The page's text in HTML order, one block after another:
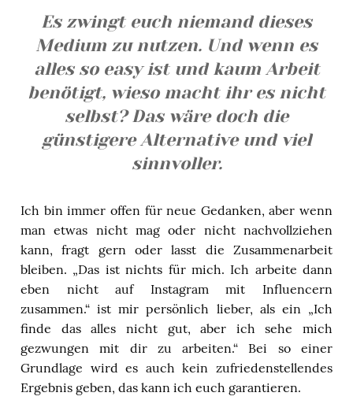
Es zwingt euch niemand dieses
Medium zu nutzen. Und wenn es
alles so easy ist und kaum Arbeit
benötigt, wieso macht ihr es nicht
selbst? Das wäre doch die
günstigere Alternative und viel
sinnvoller.
Ich bin immer offen für neue Gedanken, aber wenn
man etwas nicht mag oder nicht nachvollziehen
kann, fragt gern oder lasst die Zusammenarbeit
bleiben. „Das ist nichts für mich. Ich arbeite dann
eben nicht auf Instagram mit Influencern
zusammen.“ ist mir persönlich lieber, als ein „Ich
finde das alles nicht gut, aber ich sehe mich
gezwungen mit dir zu arbeiten.“ Bei so einer
Grundlage wird es auch kein zufriedenstellendes
Ergebnis geben, das kann ich euch garantieren.